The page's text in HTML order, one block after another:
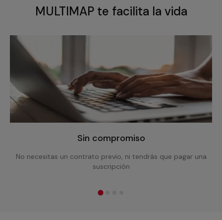
MULTIMAP te facilita la vida
Sin compromiso
No necesitas un contrato previo, ni tendrás que pagar una
suscripción